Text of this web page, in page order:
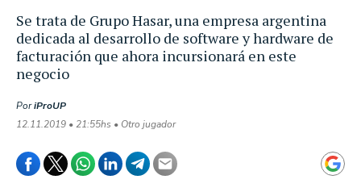
Se trata de Grupo Hasar, una empresa argentina
dedicada al desarrollo de software y hardware de
facturación que ahora incursionará en este
negocio
PoriProUP
12.11.2019 • 21:55hs • Otro jugador